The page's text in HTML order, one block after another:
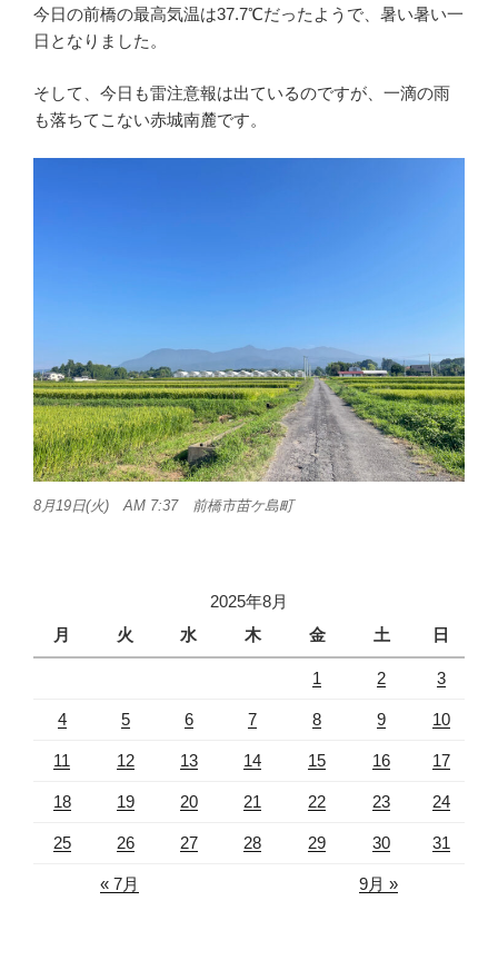
今日の前橋の最高気温は37.7℃だったようで、暑い暑い一
日となりました。
そして、今日も雷注意報は出ているのですが、一滴の雨
も落ちてこない赤城南麓です。
8月19日(火) AM 7:37 前橋市苗ケ島町
2025年8月
月
火 水 木 金 土 日
1 2 3
4 5 6 7 8 9 10
11 12 13 14 15 16 17
18 19 20 21 22 23 24
25 26 27 28 29 30 31
« 7月 9月 »